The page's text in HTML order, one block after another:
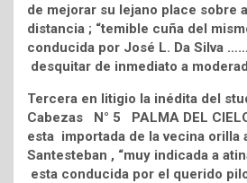
de mejorar su lejano place sobre
distancia ; “temible cuña del
conducida por José L. Da Silva
desquitar de inmediato a
Tercera en litigio la inédita del
Cabezas N° 5 PALMA DEL
esta importada de la vecina orilla
Santesteban , “muy indicada a
esta conducida por el querido